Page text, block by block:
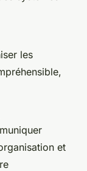
les
et